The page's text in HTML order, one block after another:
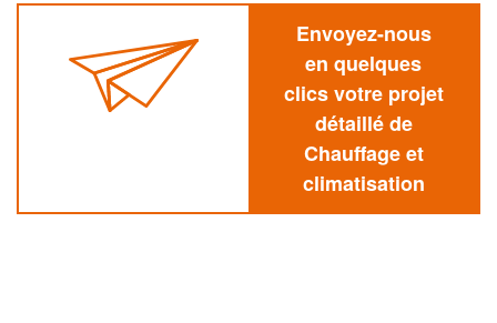
Envoyez-nous
en quelques
clics votre projet
détaillé de
Chauffage et
climatisation